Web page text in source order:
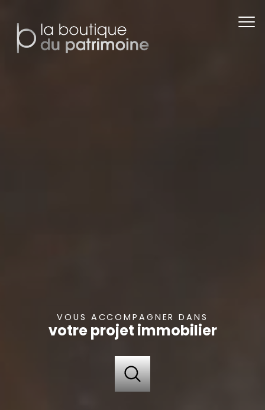
VOUS ACCOMPAGNER DANS
votre projet immobilier